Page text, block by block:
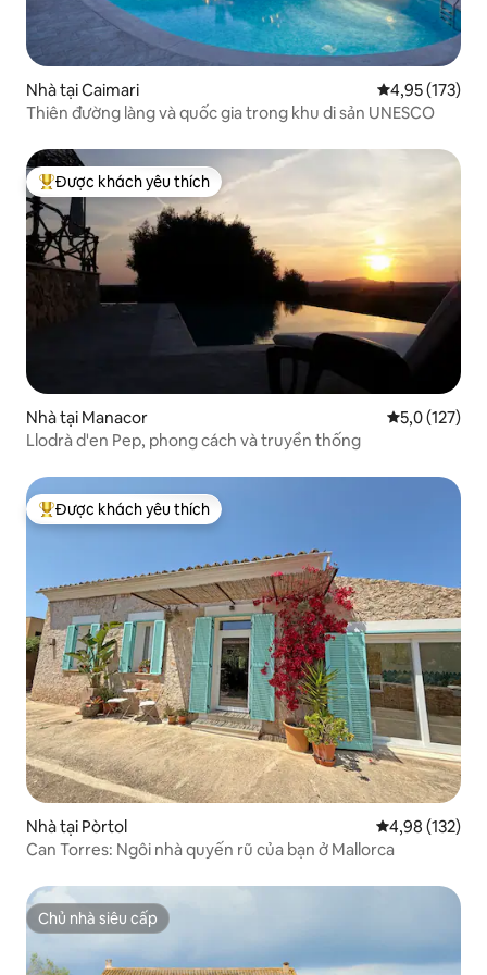
Nhà tại Caimari Xếp hạng
4,95 (173)
Thiên đường làng và quốc gia trong khu di sản UNESCO
Được khách yêu thích nhất
Được khách yêu thích
Nhà tại Manacor Xếp hạng
5,0 (127)
Llodrà d'en Pep, phong cách và truyền thống
Được khách yêu thích nhất
Được khách yêu thích
Nhà tại Pòrtol Xếp hạng
4,98 (132)
Can Torres: Ngôi nhà quyến rũ của bạn ở Mallorca
Chủ nhà siêu cấp
Chủ nhà siêu cấp